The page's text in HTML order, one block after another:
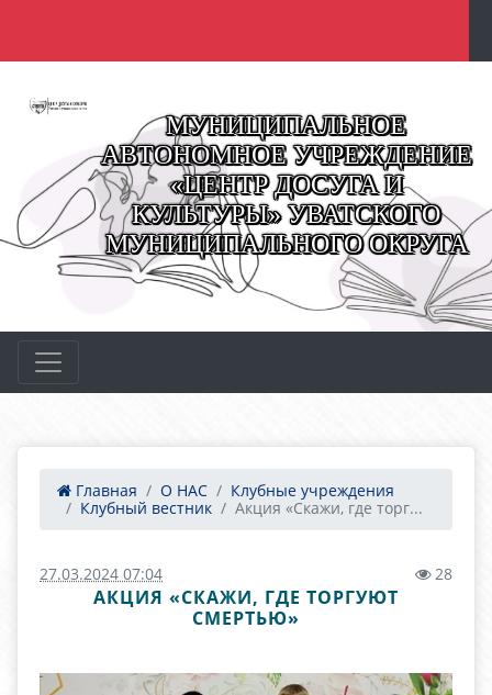
МУНИЦИПАЛЬНОЕ
АВТОНОМНОЕ УЧРЕЖДЕНИЕ
«ЦЕНТР ДОСУГА И
КУЛЬТУРЫ» УВАТСКОГО
МУНИЦИПАЛЬНОГО ОКРУГА
Главная О НАС
Клубные учреждения
Клубный вестник
Акция «Скажи, где торг...
27.03.2024 07:04 28
АКЦИЯ «СКАЖИ, ГДЕ ТОРГУЮТ
СМЕРТЬЮ»